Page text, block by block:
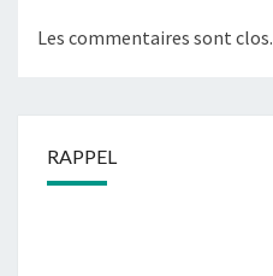
Les commentaires sont clos.
RAPPEL